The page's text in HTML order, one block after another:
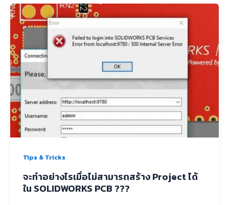
Tips & Tricks
จะทำอย่างไรเมื่อไม่สามารถสร้าง Project ได้
ใน SOLIDWORKS PCB ???